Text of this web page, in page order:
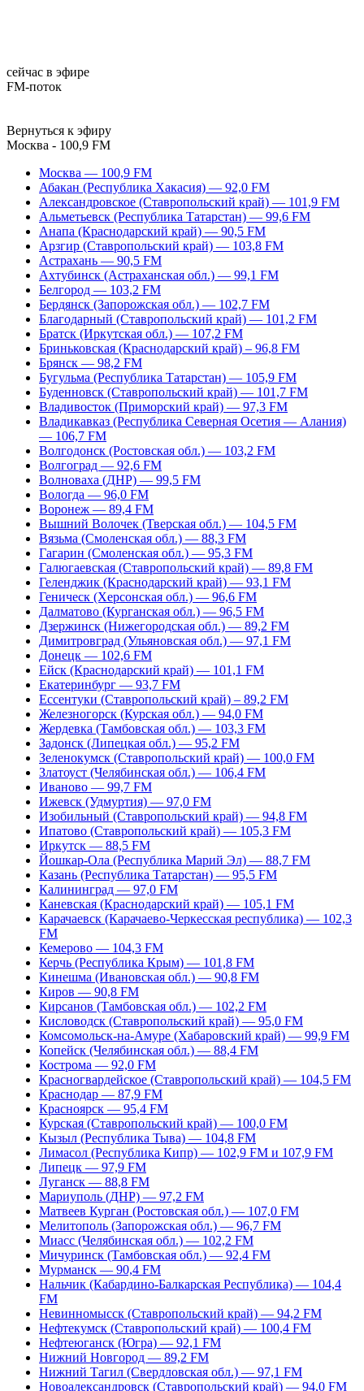
сейчас в эфире
FM-поток
Вернуться к эфиру
Москва - 100,9 FM
Москва — 100,9 FM
Абакан (Республика Хакасия) — 92,0 FM
Александровское (Ставропольский край) — 101,9 FM
Альметьевск (Республика Татарстан) — 99,6 FM
Анапа (Краснодарский край) — 90,5 FM
Арзгир (Ставропольский край) — 103,8 FM
Астрахань — 90,5 FM
Ахтубинск (Астраханская обл.) — 99,1 FM
Белгород — 103,2 FM
Бердянск (Запорожская обл.) — 102,7 FM
Благодарный (Ставропольский край) — 101,2 FM
Братск (Иркутская обл.) — 107,2 FM
Бриньковская (Краснодарский край) – 96,8 FM
Брянск — 98,2 FM
Бугульма (Республика Татарстан) — 105,9 FM
Буденновск (Ставропольский край) — 101,7 FM
Владивосток (Приморский край) — 97,3 FM
Владикавказ (Республика Северная Осетия — Алания)
— 106,7 FM
Волгодонск (Ростовская обл.) — 103,2 FM
Волгоград — 92,6 FM
Волноваха (ДНР) — 99,5 FM
Вологда — 96,0 FM
Воронеж — 89,4 FM
Вышний Волочек (Тверская обл.) — 104,5 FM
Вязьма (Смоленская обл.) — 88,3 FM
Гагарин (Смоленская обл.) — 95,3 FM
Галюгаевская (Ставропольский край) — 89,8 FM
Геленджик (Краснодарский край) — 93,1 FM
Геническ (Херсонская обл.) — 96,6 FM
Далматово (Курганская обл.) — 96,5 FM
Дзержинск (Нижегородская обл.) — 89,2 FM
Димитровград (Ульяновская обл.) — 97,1 FM
Донецк — 102,6 FM
Ейск (Краснодарский край) — 101,1 FM
Екатеринбург — 93,7 FM
Ессентуки (Ставропольский край) – 89,2 FM
Железногорск (Курская обл.) — 94,0 FM
Жердевка (Тамбовская обл.) — 103,3 FM
Задонск (Липецкая обл.) — 95,2 FM
Зеленокумск (Ставропольский край) — 100,0 FM
Златоуст (Челябинская обл.) — 106,4 FM
Иваново — 99,7 FM
Ижевск (Удмуртия) — 97,0 FM
Изобильный (Ставропольский край) — 94,8 FM
Ипатово (Ставропольский край) — 105,3 FM
Иркутск — 88,5 FM
Йошкар-Ола (Республика Марий Эл) — 88,7 FM
Казань (Республика Татарстан) — 95,5 FM
Калининград — 97,0 FM
Каневская (Краснодарский край) — 105,1 FM
Карачаевск (Карачаево-Черкесская республика) — 102,3
FM
Кемерово — 104,3 FM
Керчь (Республика Крым) — 101,8 FM
Кинешма (Ивановская обл.) — 90,8 FM
Киров — 90,8 FM
Кирсанов (Тамбовская обл.) — 102,2 FM
Кисловодск (Ставропольский край) — 95,0 FM
Комсомольск-на-Амуре (Хабаровский край) — 99,9 FM
Копейск (Челябинская обл.) — 88,4 FM
Кострома — 92,0 FM
Красногвардейское (Ставропольский край) — 104,5 FM
Краснодар — 87,9 FM
Красноярск — 95,4 FM
Курская (Ставропольский край) — 100,0 FM
Кызыл (Республика Тыва) — 104,8 FM
Лимасол (Республика Кипр) — 102,9 FM и 107,9 FM
Липецк — 97,9 FM
Луганск — 88,8 FM
Мариуполь (ДНР) — 97,2 FM
Матвеев Курган (Ростовская обл.) — 107,0 FM
Мелитополь (Запорожская обл.) — 96,7 FM
Миасс (Челябинская обл.) — 102,2 FM
Мичуринск (Тамбовская обл.) — 92,4 FM
Мурманск — 90,4 FM
Нальчик (Кабардино-Балкарская Республика) — 104,4
FM
Невинномысск (Ставропольский край) — 94,2 FM
Нефтекумск (Ставропольский край) — 100,4 FM
Нефтеюганск (Югра) — 92,1 FM
Нижний Новгород — 89,2 FM
Нижний Тагил (Свердловская обл.) — 97,1 FM
Новоалександровск (Ставропольский край) — 94,0 FM